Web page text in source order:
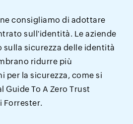
consigliamo di adottare
sull'identità. Le aziende
sulla sicurezza delle identità
ridurre più
per la sicurezza, come si
Guide To A Zero Trust
Forrester.